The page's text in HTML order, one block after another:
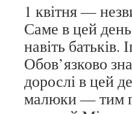
1 квітня —
Саме в цей день
навіть
Обов’язково
дорослі в цей
малюки — тим